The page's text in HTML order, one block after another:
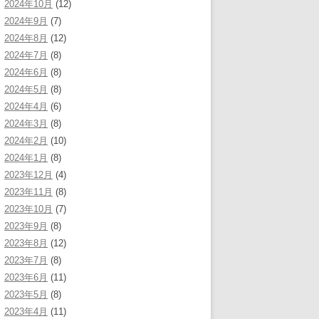
2024年10月 (12)
2024年9月 (7)
2024年8月 (12)
2024年7月 (8)
2024年6月 (8)
2024年5月 (8)
2024年4月 (6)
2024年3月 (8)
2024年2月 (10)
2024年1月 (8)
2023年12月 (4)
2023年11月 (8)
2023年10月 (7)
2023年9月 (8)
2023年8月 (12)
2023年7月 (8)
2023年6月 (11)
2023年5月 (8)
2023年4月 (11)